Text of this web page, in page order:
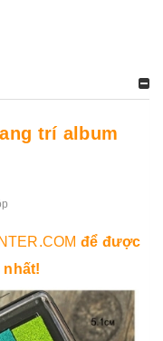
trí album
để được
nhất!